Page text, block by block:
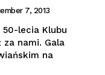
7, 2013
lecia Klubu
za nami. Gala
na